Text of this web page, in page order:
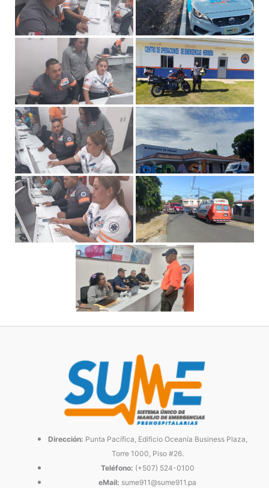
Dirección: Punta Pacífica, Edificio Oceanía Business Plaza,
Torre 1000, Piso #26.
Teléfono: (+507) 524-0100
eMail: sume911@sume911.pa